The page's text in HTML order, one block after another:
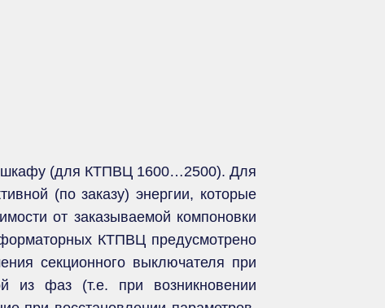
шкафу (для КТПВЦ 1600…2500). Для
(по заказу) энергии, которые
от заказываемой компоновки
КТПВЦ предусмотрено
секционного выключателя при
из фаз (т.е. при возникновении